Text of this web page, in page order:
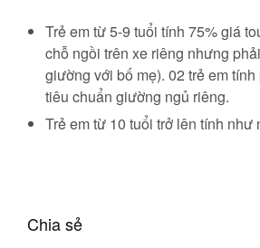
Trẻ em từ 5-9 tuổi tính 75% giá
chỗ ngồi trên xe riêng nhưng
giường với bố mẹ). 02 trẻ em
tiêu chuẩn giường ngủ riêng.
Trẻ em từ 10 tuổi trở lên tính như
Chia sẻ